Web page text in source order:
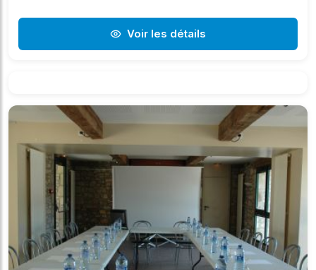
Voir les détails